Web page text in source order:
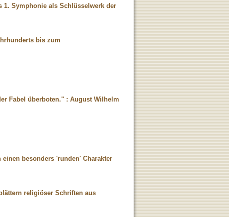
Symphonie als Schlüsselwerk der
bis zum
Fabel überboten." : August Wilhelm
besonders 'runden' Charakter
religiöser Schriften aus